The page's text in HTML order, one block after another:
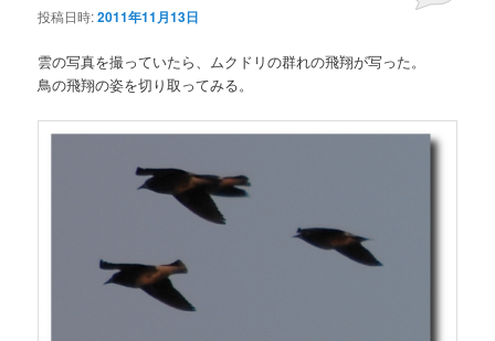
投稿日時:2011年11月13日
雲の写真を撮っていたら、ムクドリの群れの飛翔が写った。
鳥の飛翔の姿を切り取ってみる。